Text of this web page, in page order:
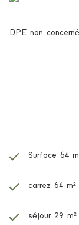
DPE non concerné
Surface 64
carrez 64 m²
séjour 29 m²